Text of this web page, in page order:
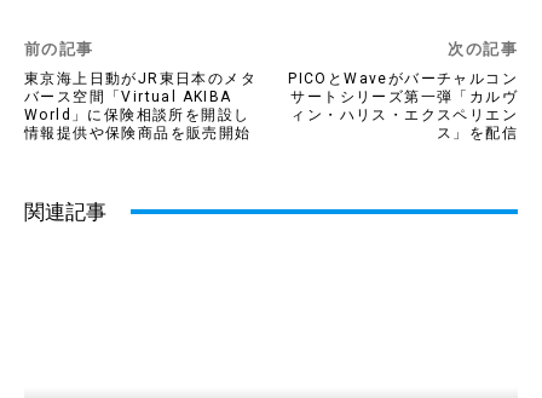
前の記事
東京海上日動がJR東日本のメタ
バース空間「Virtual AKIBA
World」に保険相談所を開設し
情報提供や保険商品を販売開始
次の記事
PICOとWaveがバーチャルコン
サートシリーズ第一弾「カルヴ
ィン・ハリス・エクスペリエン
ス」を配信
関連記事